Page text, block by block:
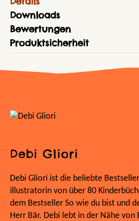
Downloads
Bewertungen
Produktsicherheit
Debi Gliori
Debi Gliori ist die beliebte
illustratorin von über 80
dem Bestseller So wie du bist und
Herr Bär. Debi lebt in der Nähe von